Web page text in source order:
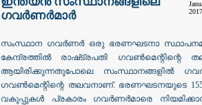
ഗവർണർമാർ
2017
സംസ്ഥാന ഗവർണർ ഒരു ഭരണഘടനാ
കേന്ദ്രത്തിൽ രാഷ്‌ട്രപതി ഗവൺമെന്റിന്റെ
ആയിരിക്കുന്നതുപോലെ സംസ്ഥാനങ്ങളിൽ
ഗവൺമെന്റിന്റെ തലവനാണ്. ഭരണഘടനയുടെ 155,
വകുപ്പുകൾ പ്രകാരം ഗവർണർമാരെ